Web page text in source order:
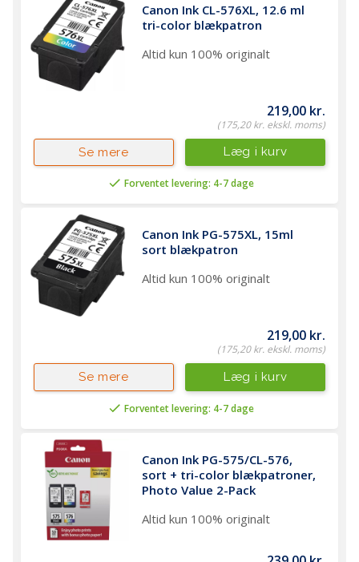
Canon Ink CL-576XL, 12.6 ml
tri-color blækpatron
Altid kun 100% originalt
219,00 kr.
(175,20 kr. ekskl. moms)
Forventet levering: 4-7 dage
Læg i kurv
Se mere
Canon Ink PG-575XL, 15ml
sort blækpatron
Altid kun 100% originalt
219,00 kr.
(175,20 kr. ekskl. moms)
Forventet levering: 4-7 dage
Læg i kurv
Se mere
Canon Ink PG-575/CL-576,
sort + tri-color blækpatroner,
Photo Value 2-Pack
Altid kun 100% originalt